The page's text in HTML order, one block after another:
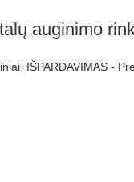
auginimo
IŠPARDAVIMAS -